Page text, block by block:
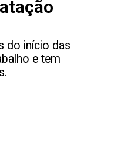
do início das
e tem